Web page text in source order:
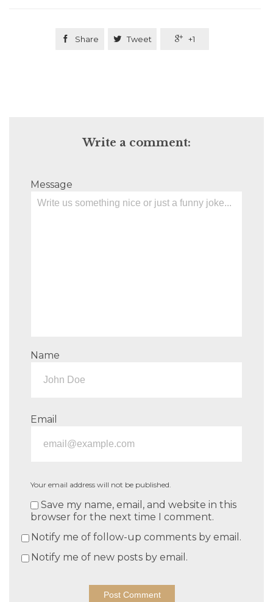
 Share  Tweet  +1
Write a comment:
Message
Name
Email
Your email address will not be published.
Save my name, email, and website in this
browser for the next time I comment.
Notify me of follow-up comments by email.
Notify me of new posts by email.